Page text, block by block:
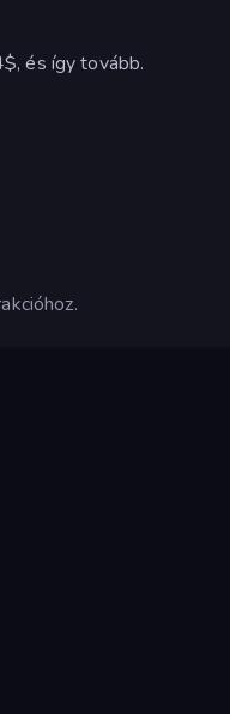
és így tovább.